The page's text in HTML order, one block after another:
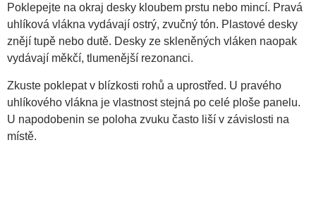
Poklepejte na okraj desky kloubem prstu nebo mincí. Pravá
uhlíková vlákna vydávají ostrý, zvučný tón. Plastové desky
znějí tupě nebo dutě. Desky ze skleněných vláken naopak
vydávají měkčí, tlumenější rezonanci.
Zkuste poklepat v blízkosti rohů a uprostřed. U pravého
uhlíkového vlákna je vlastnost stejná po celé ploše panelu.
U napodobenin se poloha zvuku často liší v závislosti na
místě.